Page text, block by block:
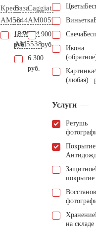
Крест
AM5844
18.700
руб.
Ваза
из
гранита
AM5538
6.300
руб.
Caggiati
AM0059
900
руб.
Цветы
Виньетка
Свеча
Икона
Картинка
(любая)
Услуги
Ретушь
Покрытие
Защитное
покрытие
Хранение
на складе